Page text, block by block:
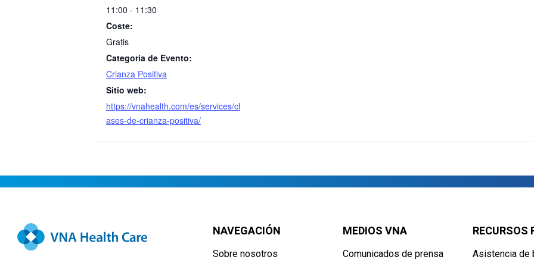
11:00 - 11:30
Coste:
Gratis
Categoría de Evento:
Crianza Positiva
Sitio web:
https://vnahealth.com/es/services/cl
ases-de-crianza-positiva/
NAVEGACIÓN
Sobre nosotros
MEDIOS VNA
Comunicados de prensa
RECURSOS
Asistencia de